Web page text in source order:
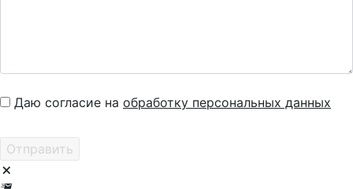
Даю согласие на обработку персональных данных